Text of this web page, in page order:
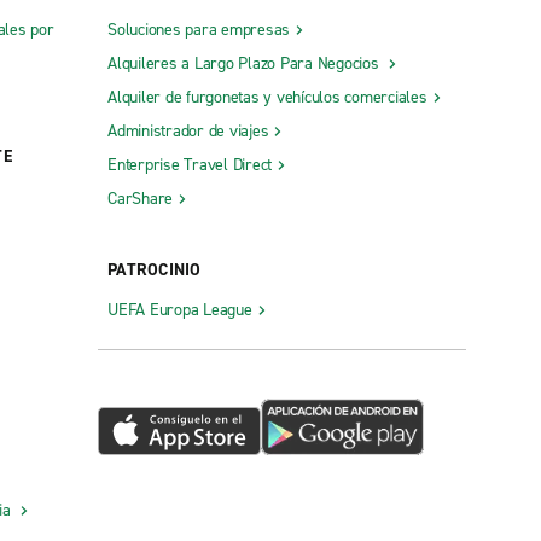
por
Soluciones para empresas
Alquileres a Largo Plazo Para Negocios
Alquiler de furgonetas y vehículos comerciales
Administrador de viajes
Enterprise Travel Direct
CarShare
PATROCINIO
UEFA Europa League